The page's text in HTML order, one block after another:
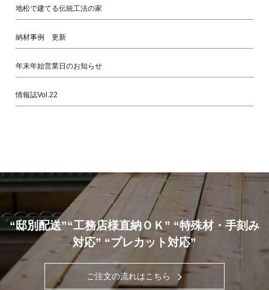
地松で建てる伝統工法の家
納材事例 更新
年末年始営業日のお知らせ
情報誌Vol.22
“邸別配送”“工務店様直納ＯＫ” “特殊材・手刻み
対応” “プレカット対応”
ご注文の流れはこちら